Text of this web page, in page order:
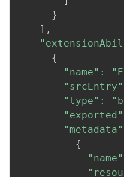
}
] ,
{
"name" :
"srcEntry"
"type" :
"exported"
"metadata"
{
"name"